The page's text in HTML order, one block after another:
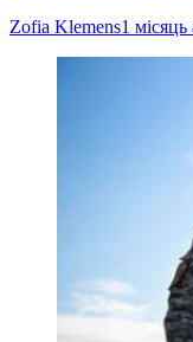
Zofia Klemens1 місяць